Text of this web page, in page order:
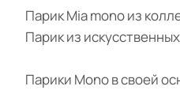
Парик Mia mono из
Парик из
Парики Mono в своей